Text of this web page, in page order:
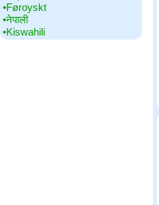
•‎Føroyskt
•‎नेपाली
•‎Kiswahili